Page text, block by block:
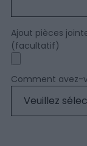
Ajout pièces
(facultatif)
Comment avez-